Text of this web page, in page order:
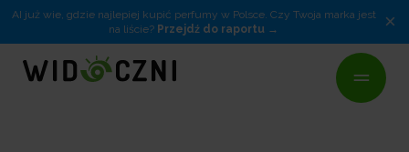
AI już wie, gdzie najlepiej kupić perfumy w Polsce. Czy Twoja marka jest
na liście? Przejdź do raportu ×